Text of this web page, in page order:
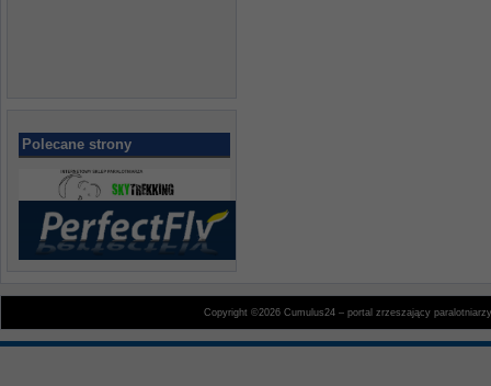
Polecane strony
Copyright ©2026 Cumulus24 – portal zrzeszający